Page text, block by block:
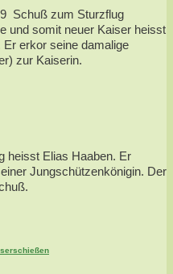
Schuß zum Sturzflug
und somit neuer Kaiser heisst
erkor seine damalige
zur Kaiserin.
heisst Elias Haaben. Er
Jungschützenkönigin. Der